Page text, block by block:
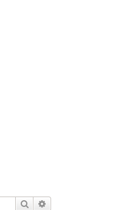
Hledat